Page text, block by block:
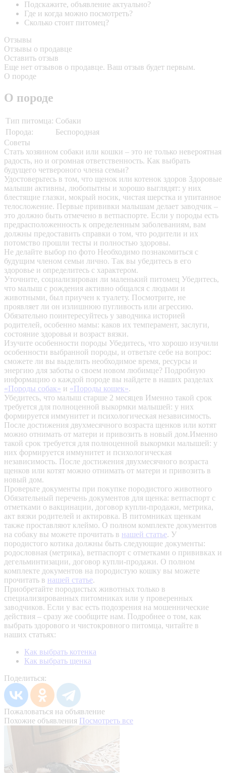
Подскажите, объявление актуально?
Где и когда можно посмотреть?
Сколько стоит питомец?
Отзывы
Отзывы о продавце
Оставить отзыв
Еще нет отзывов о продавце. Ваш отзыв будет первым.
О породе
О породе
Тип питомца: Собаки
Порода:
Беспородная
Советы
Стать хозяином собаки или кошки – это не только невероятная
радость, но и огромная ответственность. Как выбрать
будущего четвероного члена семьи?
Удостоверьтесь в том, что щенок или котенок здоров Здоровые
малыши активны, любопытны и хорошо выглядят: у них
блестящие глазки, мокрый носик, чистая шерстка и упитанное
телосложение. Первые прививки малышам делает заводчик –
это должно быть отмечено в ветпаспорте. Если у породы есть
предрасположенность к определенным заболеваниям, вам
должны предоставить справки о том, что родители и их
потомство прошли тесты и полностью здоровы.
Не делайте выбор по фото Необходимо познакомиться с
будущим членом семьи лично. Так вы убедитесь в его
здоровье и определитесь с характером.
Уточните, социализирован ли маленький питомец Убедитесь,
что малыш с рождения активно общался с людьми и
животными, был приучен к туалету. Посмотрите, не
проявляет ли он излишнюю пугливость или агрессию.
Обязательно поинтересуйтесь у заводчика историей
родителей, особенно мамы: каков их темперамент, заслуги,
состояние здоровья и возраст вязки.
Изучите особенности породы Убедитесь, что хорошо изучили
особенности выбранной породы, и ответьте себе на вопрос:
сможете ли вы выделить необходимое время, ресурсы и
энергию для заботы о своем новом любимце? Подробную
информацию о каждой породе вы найдете в наших разделах
«Породы собак» и «Породы кошек».
Убедитесь, что малыш старше 2 месяцев Именно такой срок
требуется для полноценной выкормки малышей: у них
формируется иммунитет и психологическая независимость.
После достижения двухмесячного возраста щенков или котят
можно отнимать от матери и привозить в новый дом.Именно
такой срок требуется для полноценной выкормки малышей: у
них формируется иммунитет и психологическая
независимость. После достижения двухмесячного возраста
щенков или котят можно отнимать от матери и привозить в
новый дом.
Проверьте документы при покупке породистого животного
Обязательный перечень документов для щенка: ветпаспорт с
отметками о вакцинации, договор купли-продажи, метрика,
акт вязки родителей и актировка. В питомниках щенкам
также проставляют клеймо. О полном комплекте документов
на собаку вы можете прочитать в нашей статье. У
породистого котика должны быть следующие документы:
родословная (метрика), ветпаспорт с отметками о прививках и
дегельминтизации, договор купли-продажи. О полном
комплекте документов на породистую кошку вы можете
прочитать в нашей статье.
Приобретайте породистых животных только в
специализированных питомниках или у проверенных
заводчиков. Если у вас есть подозрения на мошеннические
действия – сразу же сообщите нам. Подробнее о том, как
выбрать здорового и чистокровного питомца, читайте в
наших статьях:
Как выбрать котенка
Как выбрать щенка
Поделиться:
Пожаловаться на объявление
Похожие объявления Посмотреть все